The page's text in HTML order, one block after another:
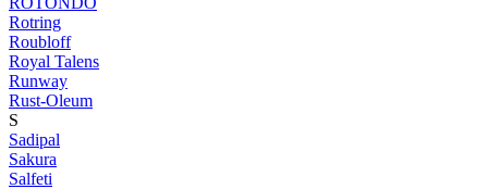
Rotring
Roubloff
Royal Talens
Runway
Rust-Oleum
S
Sadipal
Sakura
Salfeti